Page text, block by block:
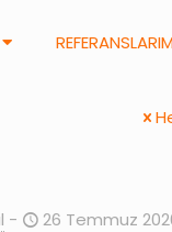
- 26 Temmuz